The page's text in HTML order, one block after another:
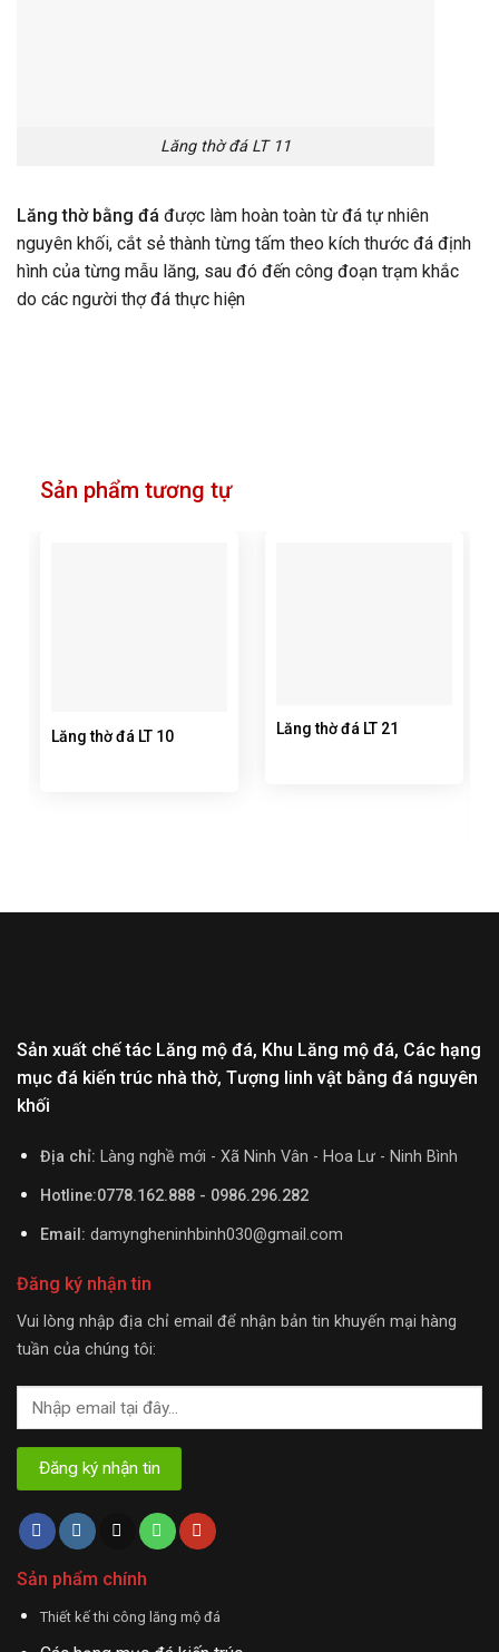
Lăng thờ đá LT 11
Lăng thờ bằng đá được làm hoàn toàn từ đá tự nhiên
nguyên khối, cắt sẻ thành từng tấm theo kích thước đá định
hình của từng mẫu lăng, sau đó đến công đoạn trạm khắc
do các người thợ đá thực hiện
Sản phẩm tương tự
Lăng thờ đá LT 10 Lăng thờ đá LT 21
Sản xuất chế tác Lăng mộ đá, Khu Lăng mộ đá, Các hạng
mục đá kiến trúc nhà thờ, Tượng linh vật bằng đá nguyên
khối
Địa chỉ: Làng nghề mới - Xã Ninh Vân - Hoa Lư - Ninh Bình
Hotline:0778.162.888 - 0986.296.282
Email: damyngheninhbinh030@gmail.com
Đăng ký nhận tin
Vui lòng nhập địa chỉ email để nhận bản tin khuyến mại hàng
tuần của chúng tôi:
Sản phẩm chính
Thiết kế thi công lăng mộ đá